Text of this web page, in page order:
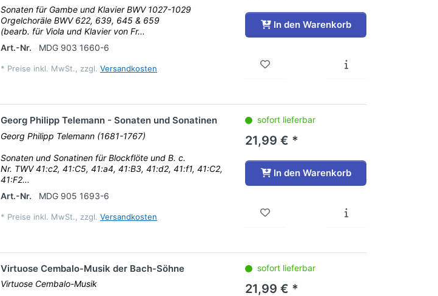
Sonaten für Gambe und Klavier BWV 1027-1029
Orgelchoräle BWV 622, 639, 645 & 659
(bearb. für Viola und Klavier von Fr...
Art.-Nr.
MDG 903 1660-6
* Preise inkl. MwSt., zzgl. Versandkosten
In den Warenkorb
Georg Philipp Telemann - Sonaten und Sonatinen
Georg Philipp Telemann (1681-1767)
Sonaten und Sonatinen für Blockflöte und B. c.
Nr. TWV 41:c2, 41:C5, 41:a4, 41:B3, 41:d2, 41:f1, 41:C2,
41:F2...
Art.-Nr.
MDG 905 1693-6
* Preise inkl. MwSt., zzgl. Versandkosten
sofort lieferbar
21,99 € *
In den Warenkorb
Virtuose Cembalo-Musik der Bach-Söhne
Virtuose Cembalo-Musik
sofort lieferbar
21,99 € *